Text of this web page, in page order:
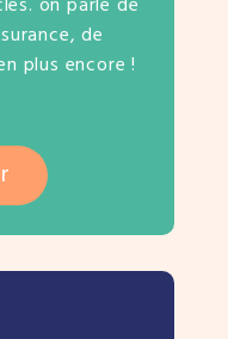
de
plus encore !